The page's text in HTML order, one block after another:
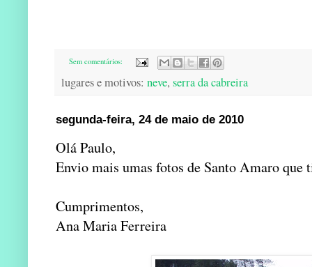
Sem comentários:
lugares e motivos: neve, serra da cabreira
segunda-feira, 24 de maio de 2010
Olá Paulo,
Envio mais umas fotos de Santo Amaro que
Cumprimentos,
Ana Maria Ferreira